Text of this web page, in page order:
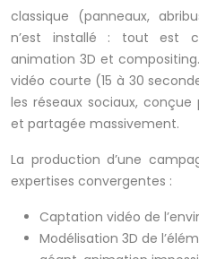
classique (panneaux,
n’est installé : tout est
animation 3D et
vidéo courte (15 à 30
les réseaux sociaux,
et partagée massivement.
La production d’une
expertises convergentes :
Captation vidéo de
Modélisation 3D de